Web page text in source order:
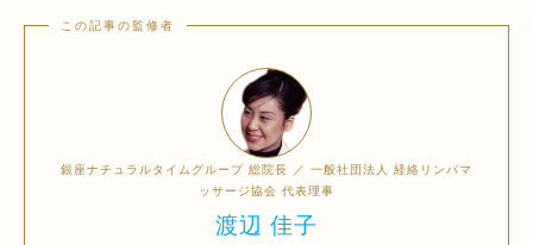
銀座ナチュラルタイムグループ 総院長 ／ 一般社団法人 経絡リンパマ
ッサージ協会 代表理事
渡辺 佳子